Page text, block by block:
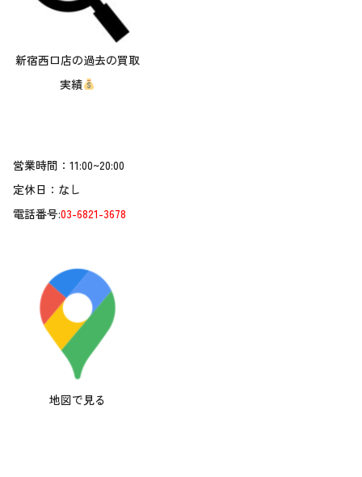
新宿西口店の過去の買取
実績
営業時間：11:00~20:00
定休日：なし
電話番号:03-6821-3678
地図で見る